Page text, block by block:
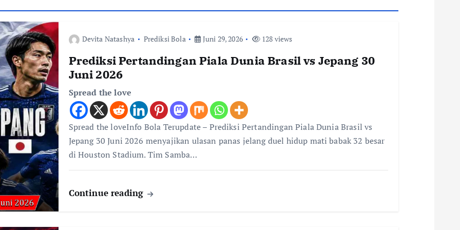
Devita Natashya Prediksi Bola Juni 29, 2026 128 views
Prediksi Pertandingan Piala Dunia Brasil vs Jepang 30
Juni 2026
Spread the love
Spread the loveInfo Bola Terupdate – Prediksi Pertandingan Piala Dunia Brasil vs
Jepang 30 Juni 2026 menyajikan ulasan panas jelang duel hidup mati babak 32 besar
di Houston Stadium. Tim Samba…
Continue reading